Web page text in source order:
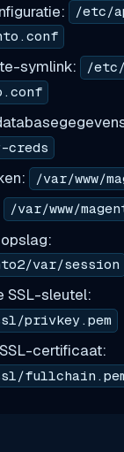
/etc/
symlink:
/
creds
/var/www/
/var/www/
var/session
SSL-sleutel:
privkey.pem
certificaat: